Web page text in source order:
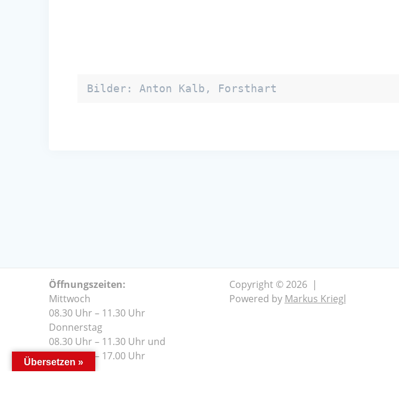
Bilder: Anton Kalb, Forsthart
Öffnungszeiten:
Mittwoch
08.30 Uhr – 11.30 Uhr
Donnerstag
08.30 Uhr – 11.30 Uhr und
14.00 Uhr – 17.00 Uhr
Copyright © 2026 |
Powered by Markus Kriegl
Übersetzen »